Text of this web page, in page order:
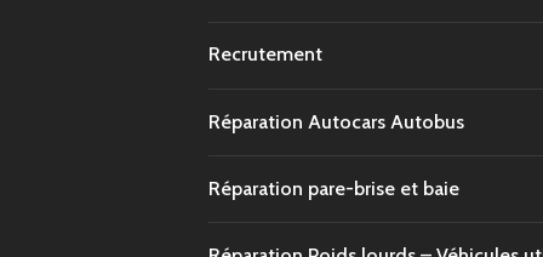
Recrutement
Réparation Autocars Autobus
Réparation pare-brise et baie